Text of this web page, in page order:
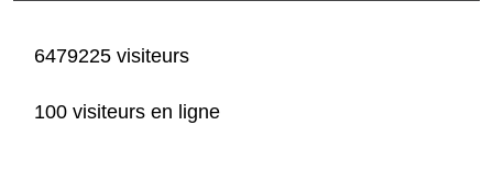
6479225 visiteurs
100 visiteurs en ligne